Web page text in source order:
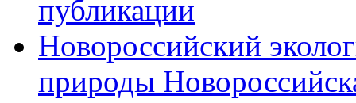
публикации
Новороссийский
природы